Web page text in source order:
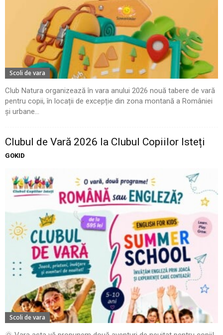
Scoli de vara
Club Natura organizează în vara anului 2026 nouă tabere de vară
pentru copii, în locații de excepție din zona montană a României
și urbane...
Clubul de Vară 2026 la Clubul Copiilor Isteți
GOKID
Scoli de vara